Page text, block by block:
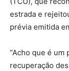
estrada e
prévia emitida
“Acho que é um
recuperação